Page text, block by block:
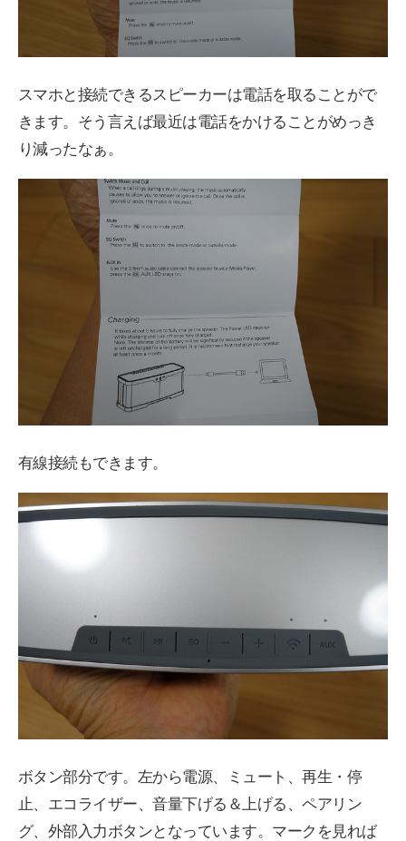
スマホと接続できるスピーカーは電話を取ることがで
きます。そう言えば最近は電話をかけることがめっき
り減ったなぁ。
有線接続もできます。
ボタン部分です。左から電源、ミュート、再生・停
止、エコライザー、音量下げる＆上げる、ペアリン
グ、外部入力ボタンとなっています。マークを見れば